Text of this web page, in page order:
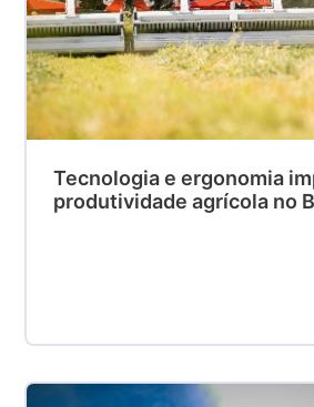
Tecnologia e ergonomia
produtividade agrícola no